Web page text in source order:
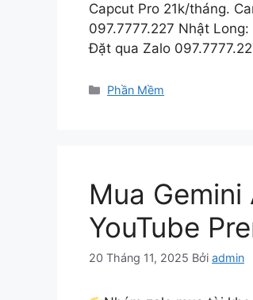
Capcut Pro 21k/tháng.
097.7777.227 Nhật
Đặt qua Zalo
Danh
Phần Mềm
Mua Gemini
YouTube
20 Tháng 11, 2025 Bởi admin